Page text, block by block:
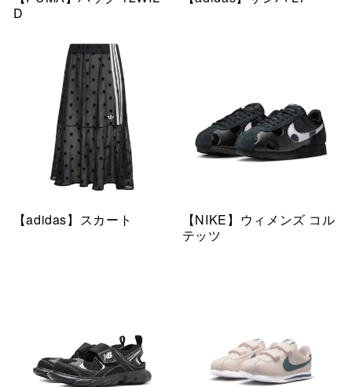
D
【adidas】スカート
【NIKE】ウィメンズ コル
テッツ